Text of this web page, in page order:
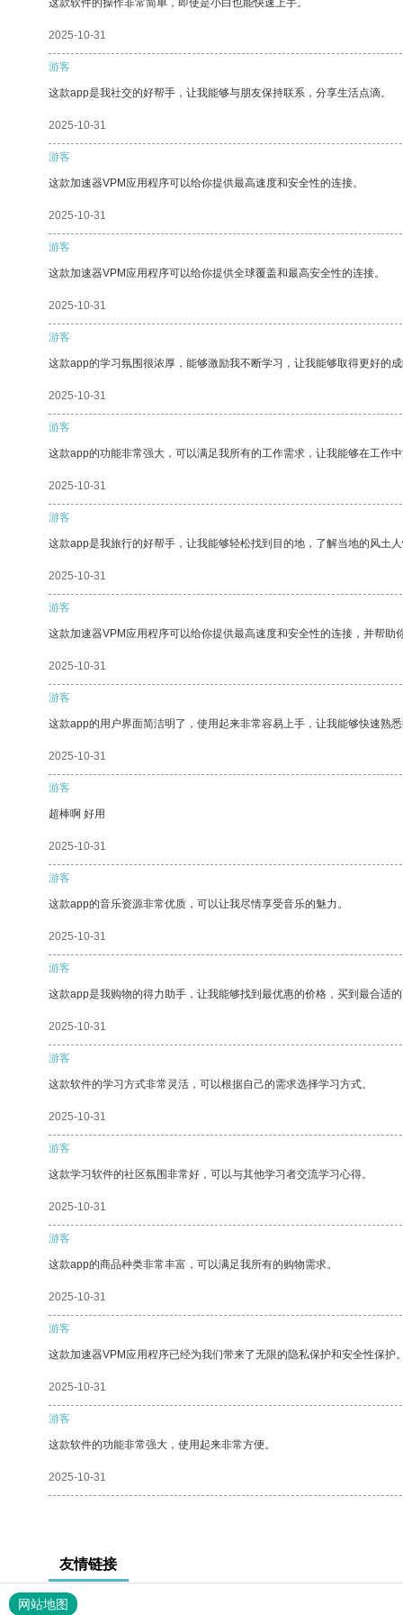
这款软件的操作非常简单，即使是小白也能快速上手。
2025-10-31
游客
这款app是我社交的好帮手，让我能够与朋友保持联系，分享生活点滴。
2025-10-31
游客
这款加速器VPM应用程序可以给你提供最高速度和安全性的连接。
2025-10-31
游客
这款加速器VPM应用程序可以给你提供全球覆盖和最高安全性的连接。
2025-10-31
游客
这款app的学习氛围很浓厚，能够激励我不断学习，让我能够取得更好的
2025-10-31
游客
这款app的功能非常强大，可以满足我所有的工作需求，让我能够在工作
2025-10-31
游客
这款app是我旅行的好帮手，让我能够轻松找到目的地，了解当地的风土
2025-10-31
游客
这款加速器VPM应用程序可以给你提供最高速度和安全性的连接，并帮助
2025-10-31
游客
这款app的用户界面简洁明了，使用起来非常容易上手，让我能够快速熟
2025-10-31
游客
超棒啊 好用
2025-10-31
游客
这款app的音乐资源非常优质，可以让我尽情享受音乐的魅力。
2025-10-31
游客
这款app是我购物的得力助手，让我能够找到最优惠的价格，买到最合适
2025-10-31
游客
这款软件的学习方式非常灵活，可以根据自己的需求选择学习方式。
2025-10-31
游客
这款学习软件的社区氛围非常好，可以与其他学习者交流学习心得。
2025-10-31
游客
这款app的商品种类非常丰富，可以满足我所有的购物需求。
2025-10-31
游客
这款加速器VPM应用程序已经为我们带来了无限的隐私保护和安全性保护
2025-10-31
游客
这款软件的功能非常强大，使用起来非常方便。
2025-10-31
友情链接
网站地图